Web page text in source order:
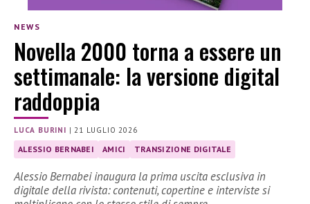
NEWS
Novella 2000 torna a essere un
settimanale: la versione digital
raddoppia
LUCA BURINI | 21 LUGLIO 2026
ALESSIO BERNABEI AMICI TRANSIZIONE DIGITALE
Alessio Bernabei inaugura la prima uscita esclusiva in
digitale della rivista: contenuti, copertine e interviste si